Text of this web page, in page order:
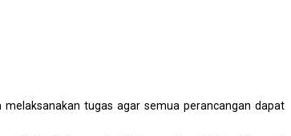
tugas agar semua perancangan dapat